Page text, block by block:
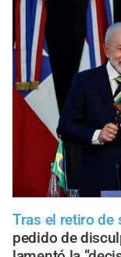
Tras el retiro de
pedido de